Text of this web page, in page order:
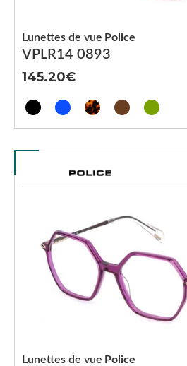
VPLR14 0893
Lunettes de vue Police
145.20
Lunettes de vue Police